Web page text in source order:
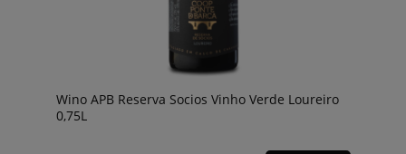
Wino APB Reserva Socios Vinho Verde Loureiro
0,75L